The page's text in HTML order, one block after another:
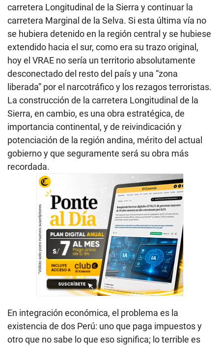
carretera Longitudinal de la Sierra y continuar la
carretera Marginal de la Selva. Si esta última vía no
se hubiera detenido en la región central y se hubiese
extendido hacia el sur, como era su trazo original,
hoy el VRAE no sería un territorio absolutamente
desconectado del resto del país y una “zona
liberada” por el narcotráfico y los rezagos terroristas.
La construcción de la carretera Longitudinal de la
Sierra, en cambio, es una obra estratégica, de
importancia continental, y de reivindicación y
potenciación de la región andina, mérito del actual
gobierno y que seguramente será su obra más
recordada.
En integración económica, el problema es la
existencia de dos Perú: uno que paga impuestos y
otro que no sabe lo que eso significa; lo terrible es